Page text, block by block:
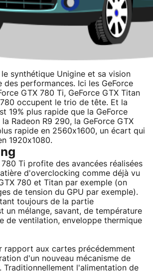
synthétique Unigine et sa vision
des performances. Ici les GeForce
GTX 780 Ti, GeForce GTX Titan
occupent le trio de tête. Et la
19% plus rapide que la GeForce
Radeon R9 290, la GeForce GTX
rapide en 2560x1600, un écart qui
1920x1080.
780 Ti profite des avancées réalisées
d'overclocking comme déjà vu
780 et Titan par exemple (on
de tension du GPU par exemple).
toujours de la partie
un mélange, savant, de température
de ventilation, enveloppe thermique
rapport aux cartes précédemment
d'un nouveau mécanisme de
. Traditionnellement l'alimentation de